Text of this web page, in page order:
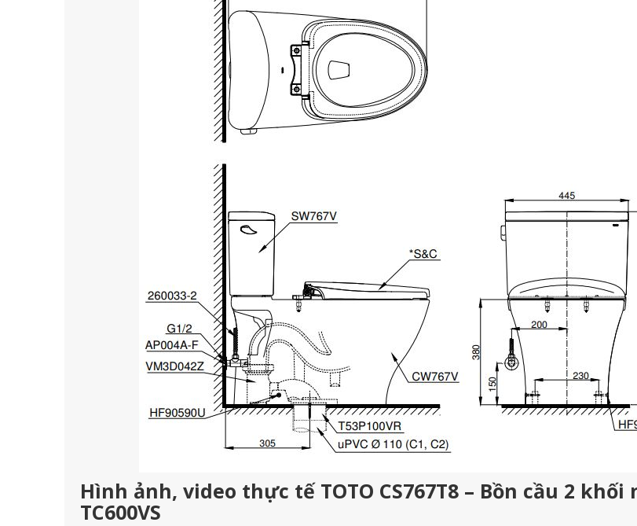
Hình ảnh, video thực tế TOTO CS767T8 – Bồn cầu 2 khối
TC600VS